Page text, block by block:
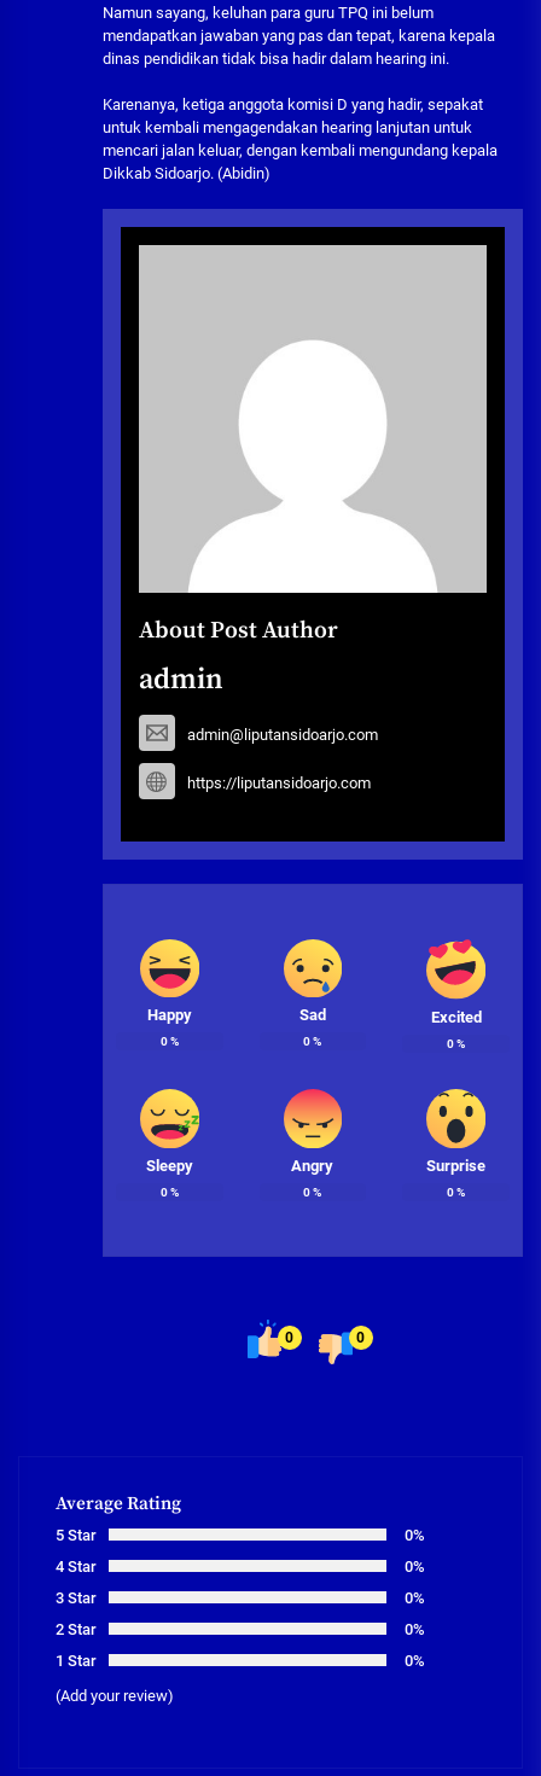
Namun sayang, keluhan para guru TPQ ini belum
mendapatkan jawaban yang pas dan tepat, karena kepala
dinas pendidikan tidak bisa hadir dalam hearing ini.
Karenanya, ketiga anggota komisi D yang hadir, sepakat
untuk kembali mengagendakan hearing lanjutan untuk
mencari jalan keluar, dengan kembali mengundang kepala
Dikkab Sidoarjo. (Abidin)
About Post Author
admin
admin@liputansidoarjo.com
https://liputansidoarjo.com
Happy
0%
Sad
0%
Excited
0%
Sleepy
0%
Angry
0%
Surprise
0%
0 0
Average Rating
5 Star
0%
4 Star
0%
3 Star
0%
2 Star
0%
1 Star
0%
(Add your review)